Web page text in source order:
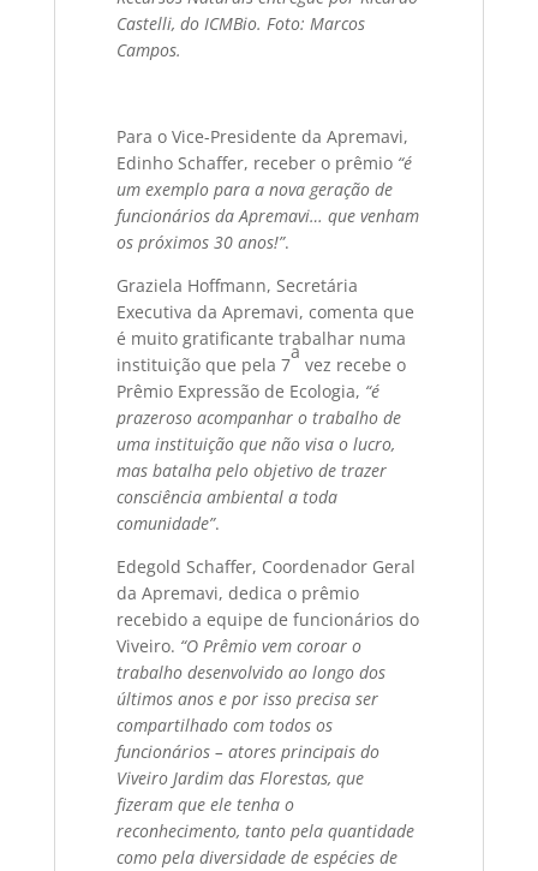
Castelli, do ICMBio. Foto: Marcos
Campos.
Para o Vice-Presidente da Apremavi,
Edinho Schaffer, receber o prêmio “é
um exemplo para a nova geração de
funcionários da Apremavi… que venham
os próximos 30 anos!”.
Graziela Hoffmann, Secretária
Executiva da Apremavi, comenta que
é muito gratificante trabalhar numa
instituição que pela 7
a
vez recebe o
Prêmio Expressão de Ecologia, “é
prazeroso acompanhar o trabalho de
uma instituição que não visa o lucro,
mas batalha pelo objetivo de trazer
consciência ambiental a toda
comunidade”.
Edegold Schaffer, Coordenador Geral
da Apremavi, dedica o prêmio
recebido a equipe de funcionários do
Viveiro. “O Prêmio vem coroar o
trabalho desenvolvido ao longo dos
últimos anos e por isso precisa ser
compartilhado com todos os
funcionários – atores principais do
Viveiro Jardim das Florestas, que
fizeram que ele tenha o
reconhecimento, tanto pela quantidade
como pela diversidade de espécies de